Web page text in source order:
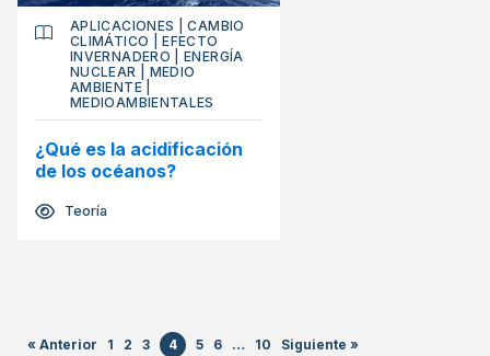
APLICACIONES |CAMBIO
CLIMÁTICO |EFECTO
INVERNADERO |ENERGÍA
NUCLEAR
MEDIO
AMBIENTE|
MEDIOAMBIENTALES
¿Qué es la acidificación
de los océanos?
Teoría
« Anterior 1 2 3 4 5 6 … 10 Siguiente »